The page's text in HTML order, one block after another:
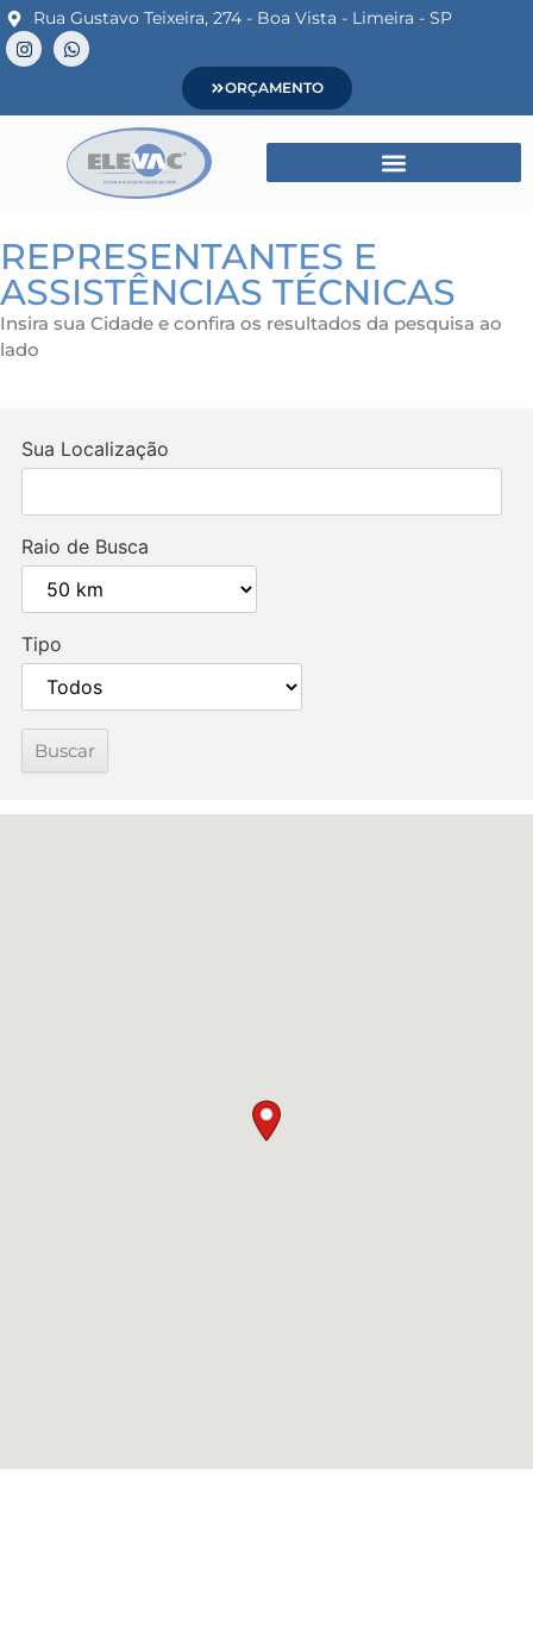
Rua Gustavo Teixeira, 274 - Boa Vista - Limeira - SP
ORÇAMENTO
REPRESENTANTES E
ASSISTÊNCIAS TÉCNICAS
Insira sua Cidade e confira os resultados da pesquisa ao
lado
Sua Localização
Raio de Busca
Tipo